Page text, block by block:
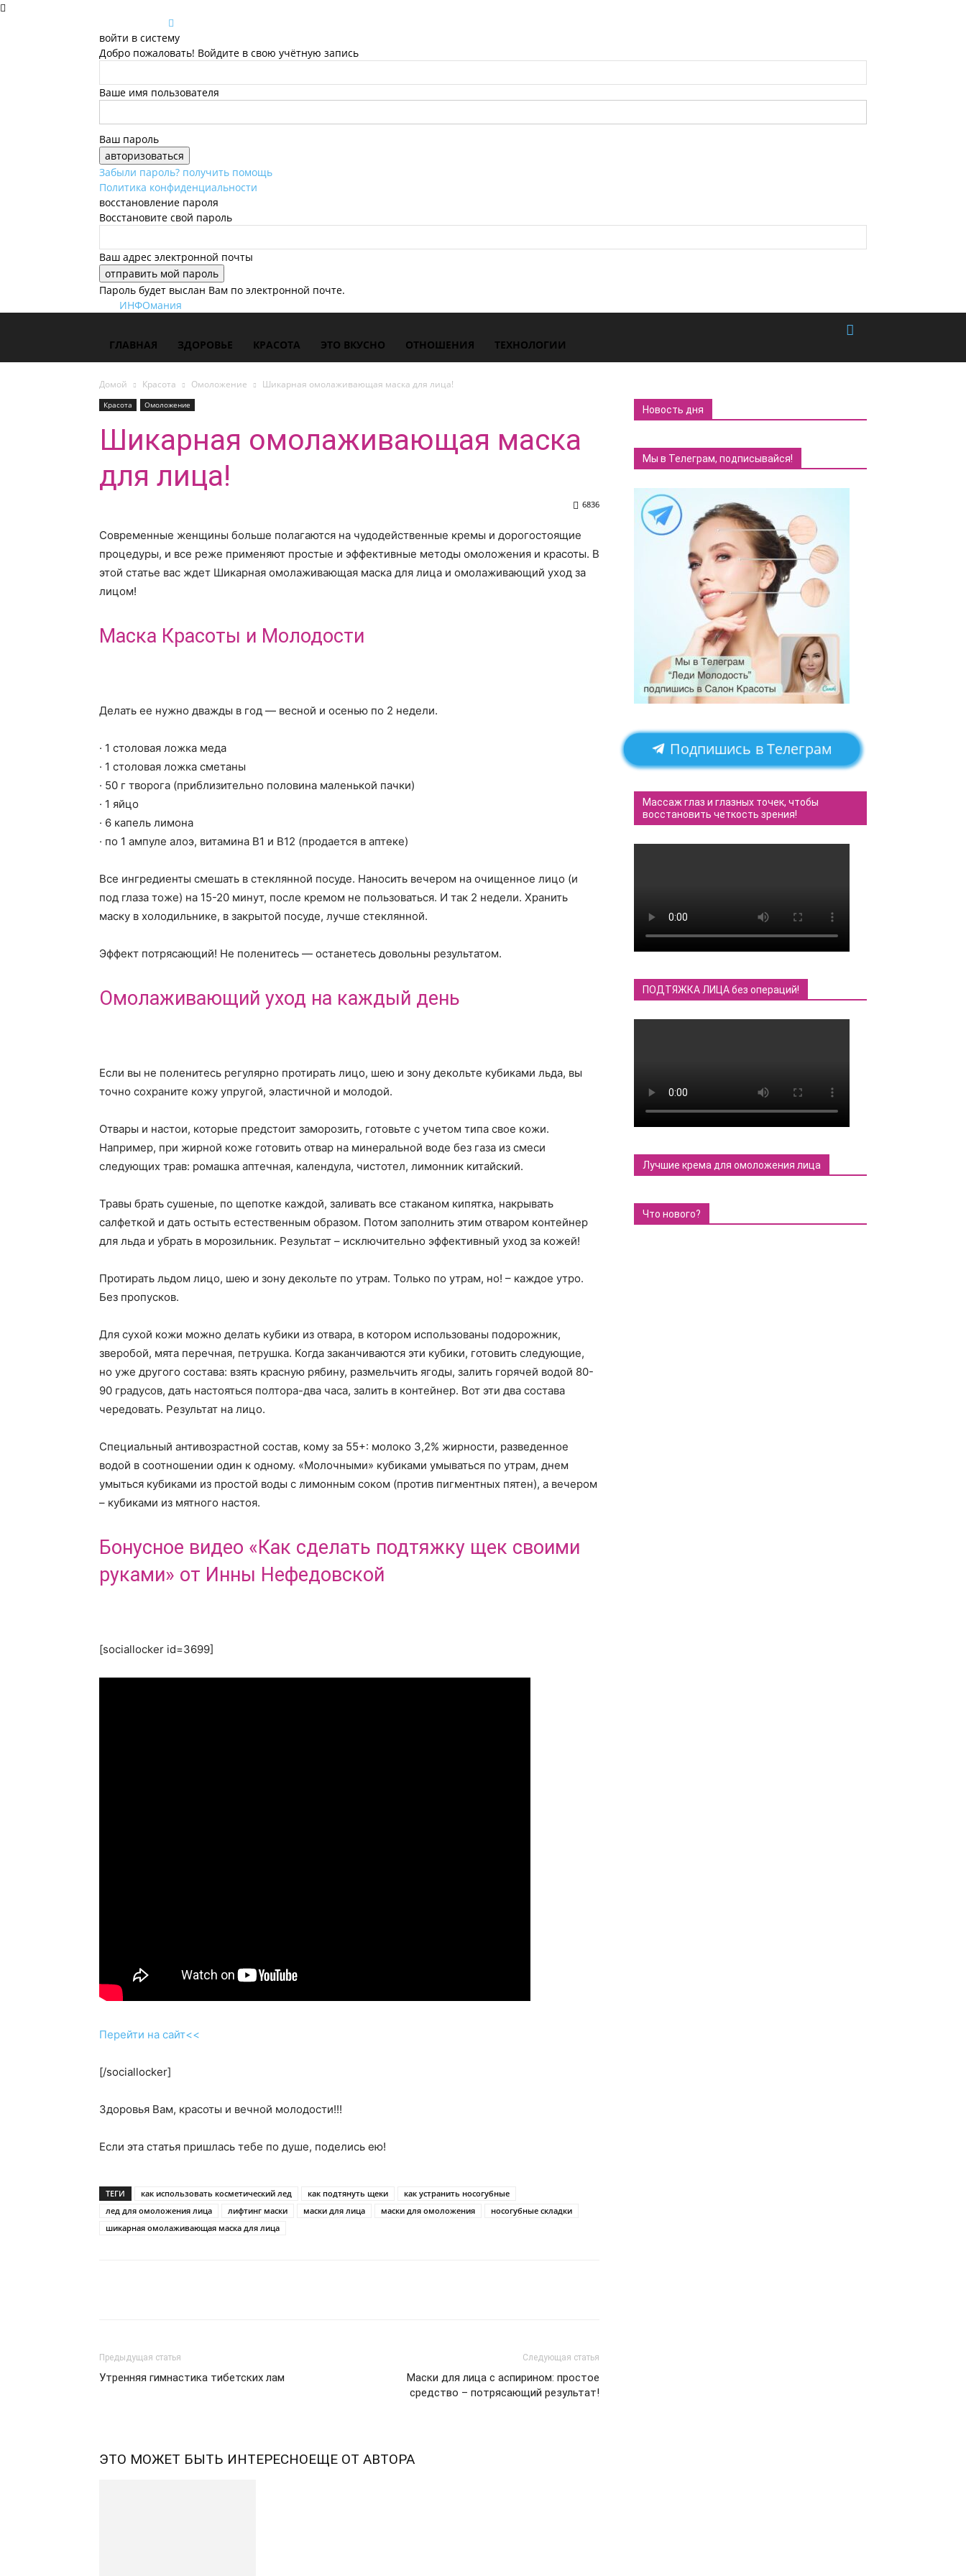
войти в систему
Добро пожаловать! Войдите в свою учётную запись
Ваше имя пользователя
Ваш пароль
Забыли пароль? получить помощь
Политика конфиденциальности
восстановление пароля
Восстановите свой пароль
Ваш адрес электронной почты
Пароль будет выслан Вам по электронной почте.
ИНФОмания
ГЛАВНАЯ ЗДОРОВЬЕ КРАСОТА ЭТО ВКУСНО ОТНОШЕНИЯ ТЕХНОЛОГИИ
Домой Красота Омоложение Шикарная омолаживающая маска для лица!
Красота Омоложение
Шикарная омолаживающая маска
для лица!
6836
Современные женщины больше полагаются на чудодейственные кремы и дорогостоящие
процедуры, и все реже применяют простые и эффективные методы омоложения и красоты. В
этой статье вас ждет Шикарная омолаживающая маска для лица и омолаживающий уход за
лицом!
Маска Красоты и Молодости
Делать ее нужно дважды в год — весной и осенью по 2 недели.
· 1 столовая ложка меда
· 1 столовая ложка сметаны
· 50 г творога (приблизительно половина маленькой пачки)
· 1 яйцо
· 6 капель лимона
· по 1 ампуле алоэ, витамина В1 и В12 (продается в аптеке)
Все ингредиенты смешать в стеклянной посуде. Наносить вечером на очищенное лицо (и
под глаза тоже) на 15-20 минут, после кремом не пользоваться. И так 2 недели. Хранить
маску в холодильнике, в закрытой посуде, лучше стеклянной.
Эффект потрясающий! Не поленитесь — останетесь довольны результатом.
Омолаживающий уход на каждый день
Если вы не поленитесь регулярно протирать лицо, шею и зону декольте кубиками льда, вы
точно сохраните кожу упругой, эластичной и молодой.
Отвары и настои, которые предстоит заморозить, готовьте с учетом типа свое кожи.
Например, при жирной коже готовить отвар на минеральной воде без газа из смеси
следующих трав: ромашка аптечная, календула, чистотел, лимонник китайский.
Травы брать сушеные, по щепотке каждой, заливать все стаканом кипятка, накрывать
салфеткой и дать остыть естественным образом. Потом заполнить этим отваром контейнер
для льда и убрать в морозильник. Результат – исключительно эффективный уход за кожей!
Протирать льдом лицо, шею и зону декольте по утрам. Только по утрам, но! – каждое утро.
Без пропусков.
Для сухой кожи можно делать кубики из отвара, в котором использованы подорожник,
зверобой, мята перечная, петрушка. Когда заканчиваются эти кубики, готовить следующие,
но уже другого состава: взять красную рябину, размельчить ягоды, залить горячей водой 80-
90 градусов, дать настояться полтора-два часа, залить в контейнер. Вот эти два состава
чередовать. Результат на лицо.
Специальный антивозрастной состав, кому за 55+: молоко 3,2% жирности, разведенное
водой в соотношении один к одному. «Молочными» кубиками умываться по утрам, днем
умыться кубиками из простой воды с лимонным соком (против пигментных пятен), а вечером
– кубиками из мятного настоя.
Бонусное видео «Как сделать подтяжку щек своими
руками» от Инны Нефедовской
[sociallocker id=3699]
Перейти на сайт<<
[/sociallocker]
Здоровья Вам, красоты и вечной молодости!!!
Если эта статья пришлась тебе по душе, поделись ею!
ТЕГИ как использовать косметический лед как подтянуть щеки
как устранить носогубные
лед для омоложения лица
лифтинг маски маски для лица маски для омоложения
носогубные складки
шикарная омолаживающая маска для лица
Предыдущая статья
Утренняя гимнастика тибетских лам
Следующая статья
Маски для лица с аспирином: простое
средство – потрясающий результат!
ЭТО МОЖЕТ БЫТЬ ИНТЕРЕСНОЕЩЕ ОТ АВТОРА
Новость дня
Мы в Телеграм, подписывайся!
Подпишись в Телеграм
Массаж глаз и глазных точек, чтобы
восстановить четкость зрения!
ПОДТЯЖКА ЛИЦА без операций!
Лучшие крема для омоложения лица
Что нового?